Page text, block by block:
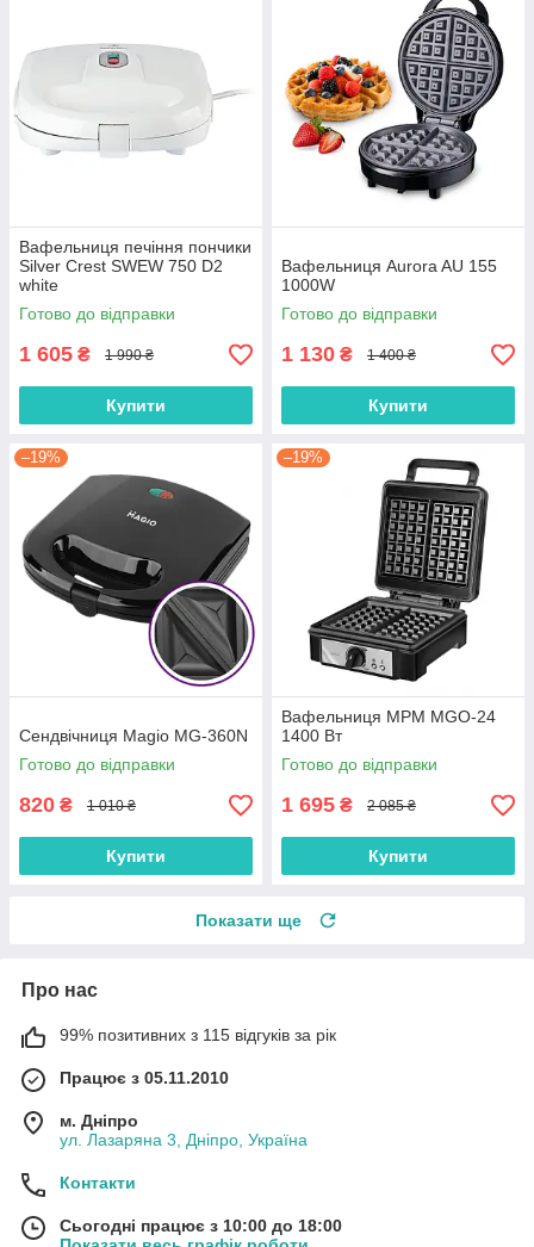
Вафельниця печіння пончики
Silver Crest SWEW 750 D2
white
Готово до відправки
1 605 ₴ 1 990 ₴
Купити
Вафельниця Aurora AU 155
1000W
Готово до відправки
1 130 ₴ 1 400 ₴
Купити
–19%
Сендвічниця Magio MG-360N
Готово до відправки
820 ₴ 1 010 ₴
Купити
–19%
Вафельниця MPM MGO-24
1400 Вт
Готово до відправки
1 695 ₴ 2 085 ₴
Купити
Показати ще
Про нас
99% позитивних з 115 відгуків за рік
Працює з 05.11.2010
м. Дніпро
ул. Лазаряна 3, Дніпро, Україна
Контакти
Сьогодні працює з 10:00 до 18:00